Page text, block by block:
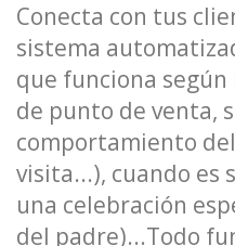
Conecta con tus
sistema
que funciona
de punto de venta,
comportamiento
visita...), cuando es
una celebración
del padre)...Todo